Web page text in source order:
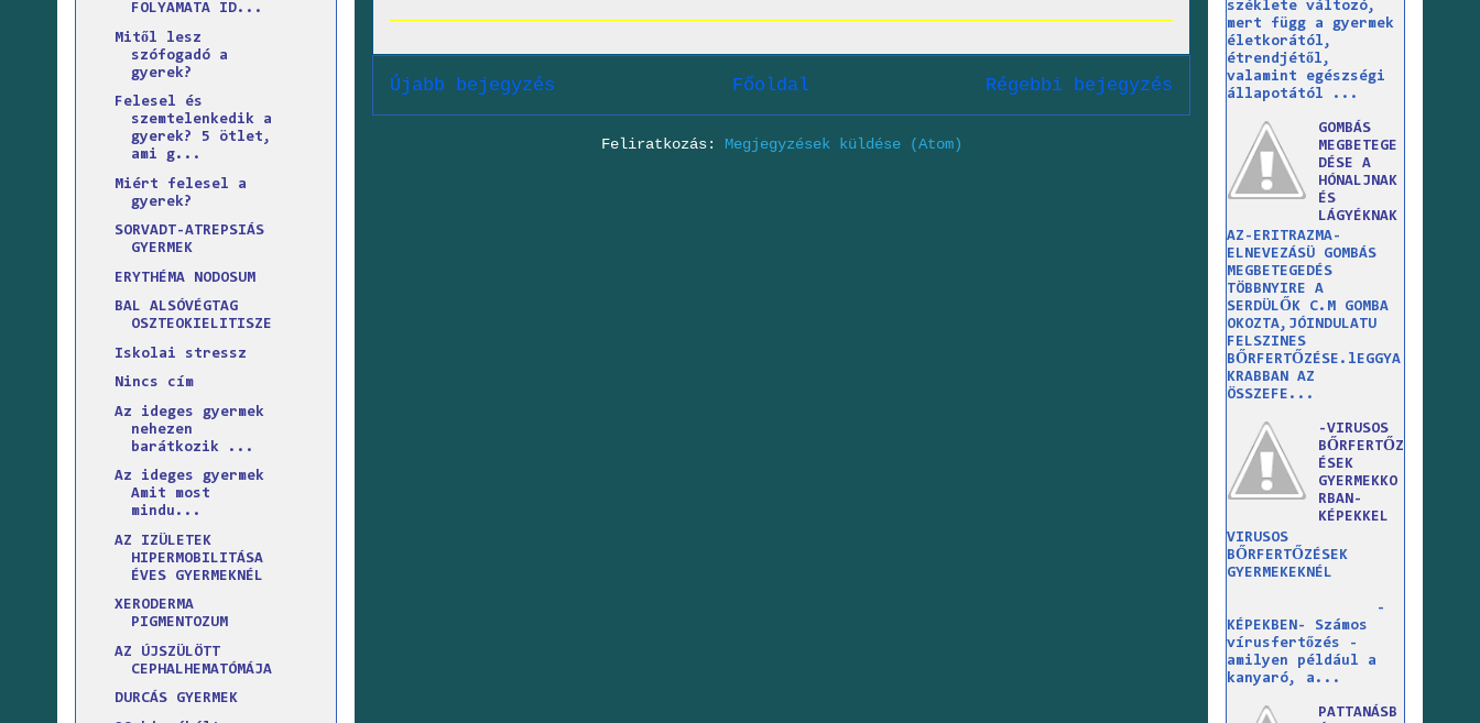
Újabb bejegyzés Régebbi bejegyzés
Főoldal
Feliratkozás: Megjegyzések küldése (Atom)
FOLYAMATA ID...
Mitől lesz
szófogadó a
gyerek?
Felesel és
szemtelenkedik a
gyerek? 5 ötlet,
ami g...
Miért felesel a
gyerek?
SORVADT-ATREPSIÁS
GYERMEK
ERYTHÉMA NODOSUM
BAL ALSÓVÉGTAG
OSZTEOKIELITISZE
Iskolai stressz
Nincs cím
Az ideges gyermek
nehezen
barátkozik ...
Az ideges gyermek
Amit most
mindu...
AZ IZÜLETEK
HIPERMOBILITÁSA
ÉVES GYERMEKNÉL
XERODERMA
PIGMENTOZUM
AZ ÚJSZÜLÖTT
CEPHALHEMATÓMÁJA
DURCÁS GYERMEK
széklete változó,
mert függ a gyermek
életkorától,
étrendjétől,
valamint egészségi
állapotától ...
GOMBÁS
MEGBETEGE
DÉSE A
HÓNALJNAK
ÉS
LÁGYÉKNAK
AZ-ERITRAZMA-
ELNEVEZÁSÜ GOMBÁS
MEGBETEGEDÉS
TÖBBNYIRE A
SERDÜLŐK C.M GOMBA
OKOZTA,JÓINDULATU
FELSZINES
BŐRFERTŐZÉSE.lEGGYA
KRABBAN AZ
ÖSSZEFE...
-VIRUSOS
BŐRFERTŐZ
ÉSEK
GYERMEKKO
RBAN-
KÉPEKKEL
VIRUSOS
BŐRFERTŐZÉSEK
GYERMEKEKNÉL
-
KÉPEKBEN- Számos
vírusfertőzés -
amilyen például a
kanyaró, a...
PATTANÁSB